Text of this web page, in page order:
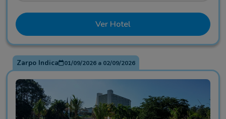
Ver Hotel
Zarpo Indica 01/09/2026a 02/09/2026